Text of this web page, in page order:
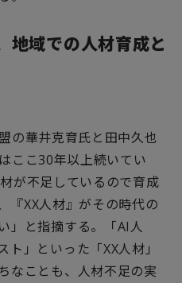
地域での人材育成と
の華井克育氏と田中久也
ここ30年以上続いてい
が不足しているので育成
『XX人材』がその時代の
」と指摘する。「AI人
ト」といった「XX人材」
なことも、人材不足の実